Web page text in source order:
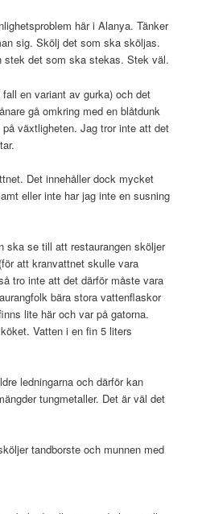
här i Alanya. Tänker
sig. Skölj det som ska sköljas.
stek det som ska stekas. Stek väl.
en variant av gurka) och det
gå omkring med en blåtdunk
på växtligheten. Jag tror inte att det
Det innehåller dock mycket
eller inte har jag inte en susning
ska se till att restaurangen sköljer
att kranvattnet skulle vara
tro inte att det därför måste vara
bära stora vattenflaskor
lite här och var på gatorna.
Vatten i en fin 5 liters
ledningarna och därför kan
tungmetaller. Det är väl det
tandborste och munnen med